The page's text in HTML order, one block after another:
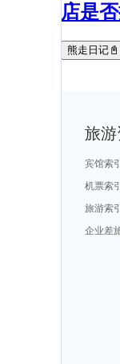
店是
熊走日记📓
旅
宾馆索
机票索
旅游索
企业差